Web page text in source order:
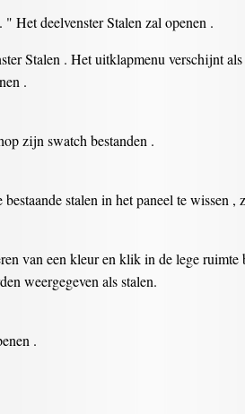
Het deelvenster Stalen zal openen .
Stalen . Het uitklapmenu verschijnt
.
zijn swatch bestanden .
stalen in het paneel te wissen ,
van een kleur en klik in de lege
weergegeven als stalen.
.